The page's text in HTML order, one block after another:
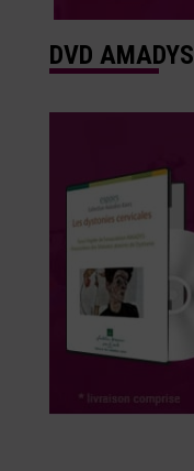
DVD AMADYS